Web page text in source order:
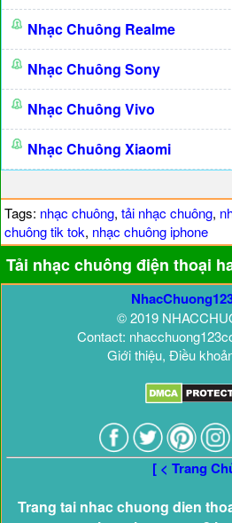
Nhạc Chuông Realme
Nhạc Chuông Sony
Nhạc Chuông Vivo
Nhạc Chuông Xiaomi
Tags: nhạc chuông, tải nhạc chuông,
chuông tik tok, nhạc chuông iphone
Tải nhạc chuông điện thoại
© 2019
Contact:
Giới thiệu, Điều
[ < Trang
Trang tai nhac chuong dien